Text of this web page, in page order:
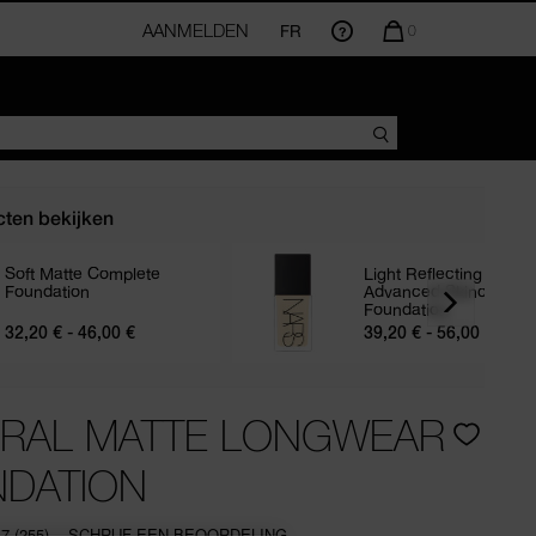
AANMELDEN FR
AANTAL
0
bekijken
Soft Matte Complete
Foundation
32,20 € - 46,00 €
Light Reflecting
Advanced Skincare
Foundation
39,20 € - 56,00 €
MATTE LONGWEAR